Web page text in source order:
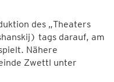
des „Theaters
tags darauf, am
Nähere
Zwettl unter